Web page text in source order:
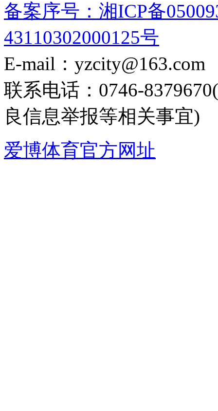
备案序号：湘ICP备
43110302000125号
E-mail：yzcity@163.com
联系电话：0746-
良信息举报等相关事宜)
爱博体育官方网址